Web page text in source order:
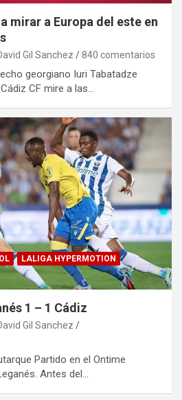
mirar a Europa del este en
Gil Sanchez 840 comentarios
georgiano Iuri Tabatadze
CF mire a las…
LALIGA HYPERMOTION
1 – 1 Cádiz
Gil Sanchez
Partido en el Ontime
Antes del…